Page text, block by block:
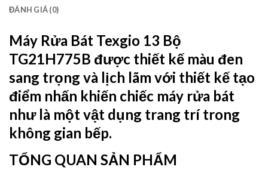
ĐÁNH GIÁ (0)
Máy Rửa Bát Texgio 13 Bộ
TG21H775B được thiết kế màu đen
sang trọng và lịch lãm với thiết kế tạo
điểm nhấn khiến chiếc máy rửa bát
như là một vật dụng trang trí trong
không gian bếp.
TỔNG QUAN SẢN PHẨM